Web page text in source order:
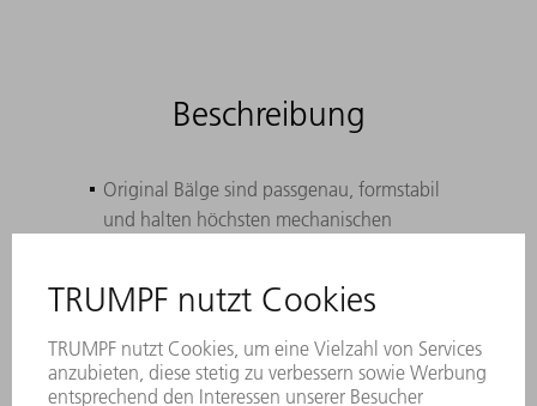
Beschreibung
Original Bälge sind passgenau, formstabil
und halten höchsten mechanischen
Die perfekt abgedichteten Original Bälge
2D-Lasermaschinen ideal gegen Staub
und Schmutz